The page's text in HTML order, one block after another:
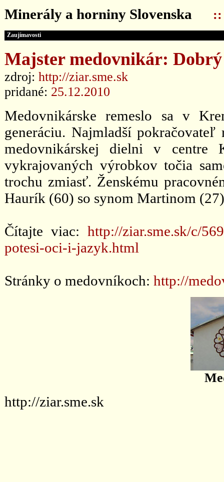
Minerály a horniny Slovenska ::
Zaujímavosti
Majster medovnikár:
zdroj: http://ziar.sme.sk
pridané: 25.12.2010
Medovnikárske remeslo sa v
generáciu. Najmladší
medovnikárskej dielni v centre
vykrajovaných výrobkov točia
trochu zmiasť. Ženskému
Haurík (60) so synom Martinom
Čítajte viac: http://ziar.sme.sk/c/
potesi-oci-i-jazyk.html
Stránky o medovníkoch: http://
http://ziar.sme.sk